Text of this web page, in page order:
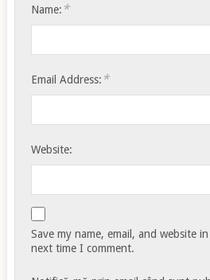
Name: *
Email Address: *
Website:
Save my name, email, and website
next time I comment.